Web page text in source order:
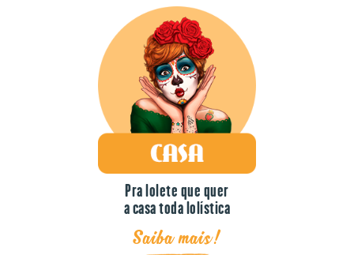
Pra lolete que quer
a casa toda lolística
Saiba mais!